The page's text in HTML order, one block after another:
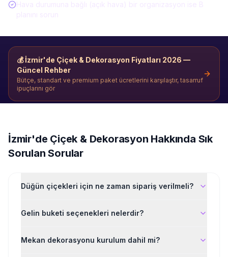
💰İzmir'de Çiçek & Dekorasyon Fiyatları 2026 —
Güncel Rehber
Bütçe, standart ve premium paket ücretlerini karşılaştır, tasarruf
ipuçlarını gör
İzmir'de Çiçek & Dekorasyon Hakkında Sık
Sorulan Sorular
Düğün çiçekleri için ne zaman sipariş verilmeli?
Gelin buketi seçenekleri nelerdir?
Mekan dekorasyonu kurulum dahil mi?